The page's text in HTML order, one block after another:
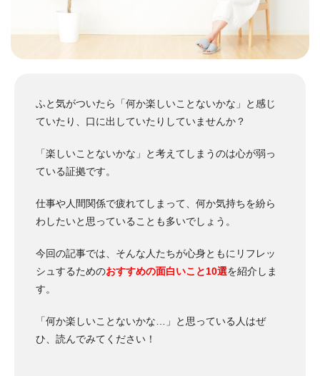
ふと気がついたら「何か楽しいことないかな」と感じ
ていたり、口に出していたりしていませんか？
「楽しいことないかな」と考えてしまうのは心が弱っ
ている証拠です。
仕事や人間関係で疲れてしまって、何か気持ちを紛ら
わしたいと思っていることも多いでしょう。
今回の記事では、そんな人たちが心身ともにリフレッ
シュするためのおすすめの面白いこと10選を紹介しま
す。
「何か楽しいことないかな…」と思っている人はぜ
ひ、読んでみてください！